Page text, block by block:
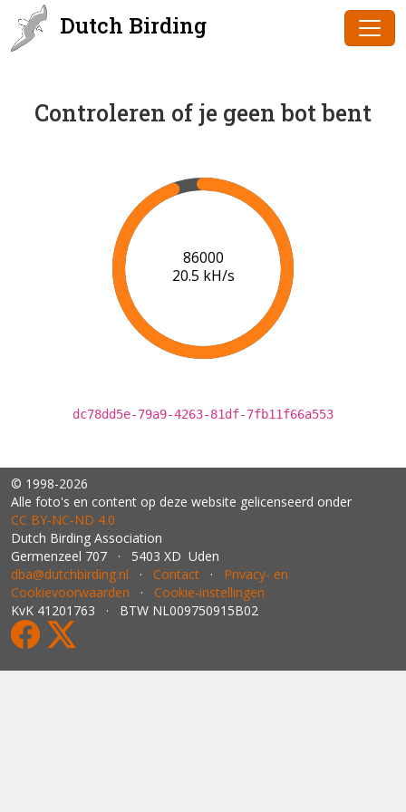
Dutch Birding
Controleren of je geen bot bent
88000
20.5 kH/s
dc78dd5e-79a9-4263-81df-7fb11f66a553
© 1998-2026
Alle foto's en content op deze website gelicenseerd onder
CC BY‑NC‑ND 4.0
Dutch Birding Association
Germenzeel 707 · 5403 XD Uden
dba@dutchbirding.nl · Contact · Privacy- en
Cookievoorwaarden · Cookie-instellingen
KvK 41201763 · BTW NL009750915B02